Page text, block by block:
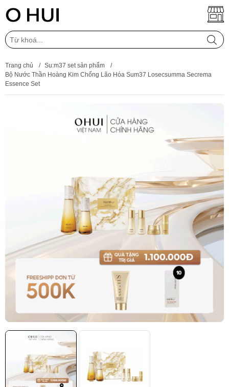
Trang chủ / Su:m37 set sản phẩm
/
Bộ Nước Thần Hoàng Kim Chống Lão Hóa Sum37 Losecsumma Secrema
Essence Set